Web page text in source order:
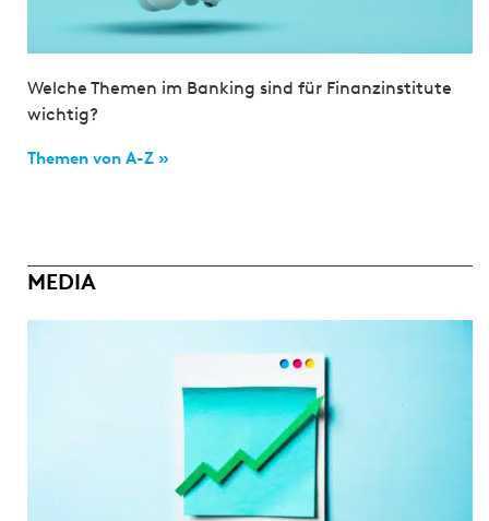
Welche Themen im Banking sind für Finanzinstitute
wichtig?
Themen von A-Z »
MEDIA